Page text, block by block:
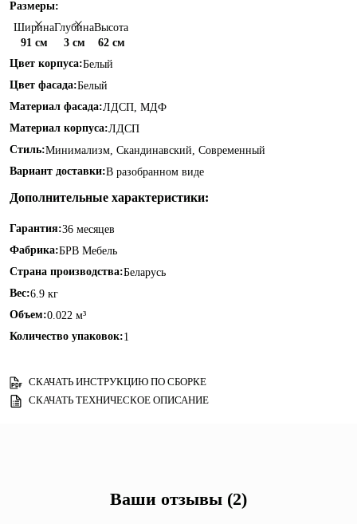
Размеры:
Ширина
91 см
Глубина
3 см
Высота
62 см
Цвет корпуса:Белый
Цвет фасада:Белый
Материал фасада:ЛДСП, МДФ
Материал корпуса:ЛДСП
Стиль:Минимализм, Скандинавский, Современный
Вариант доставки:В разобранном виде
Дополнительные характеристики:
Гарантия:36 месяцев
Фабрика:БРВ Мебель
Страна производства:Беларусь
Вес:6.9 кг
Объем:0.022 м³
Количество упаковок:1
СКАЧАТЬ ИНСТРУКЦИЮ ПО СБОРКЕ
СКАЧАТЬ ТЕХНИЧЕСКОЕ ОПИСАНИЕ
Ваши отзывы (2)